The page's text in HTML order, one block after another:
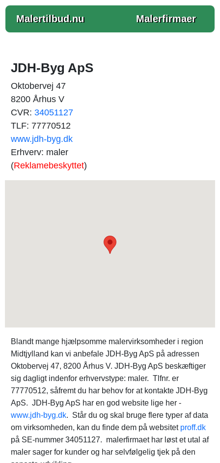
Malertilbud.nu Malerfirmaer
JDH-Byg ApS
Oktobervej 47
8200 Århus V
CVR: 34051127
TLF: 77770512
www.jdh-byg.dk
Erhverv: maler
(Reklamebeskyttet)
Blandt mange hjælpsomme malervirksomheder i region
Midtjylland kan vi anbefale JDH-Byg ApS på adressen
Oktobervej 47, 8200 Århus V. JDH-Byg ApS beskæftiger
sig dagligt indenfor erhvervstype: maler. Tlfnr. er
77770512, såfremt du har behov for at kontakte JDH-Byg
ApS. JDH-Byg ApS har en god website lige her -
www.jdh-byg.dk. Står du og skal bruge flere typer af data
om virksomheden, kan du finde dem på websitet proff.dk
på SE-nummer 34051127. malerfirmaet har løst et utal af
maler sager for kunder og har selvfølgelig tjek på den